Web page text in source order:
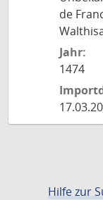
de
Jahr:
1474
Hilfe zur